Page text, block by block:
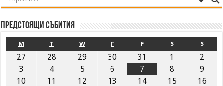
Предстоящи събития
M T W T F S S
27 28 29 30 31 1
2
3
4 5 6 7 8
9
10
11 12 13 14 15
16